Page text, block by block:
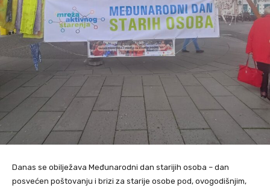
Danas se obilježava Međunarodni dan starijih osoba – dan
posvećen poštovanju i brizi za starije osobe pod, ovogodišnjim,